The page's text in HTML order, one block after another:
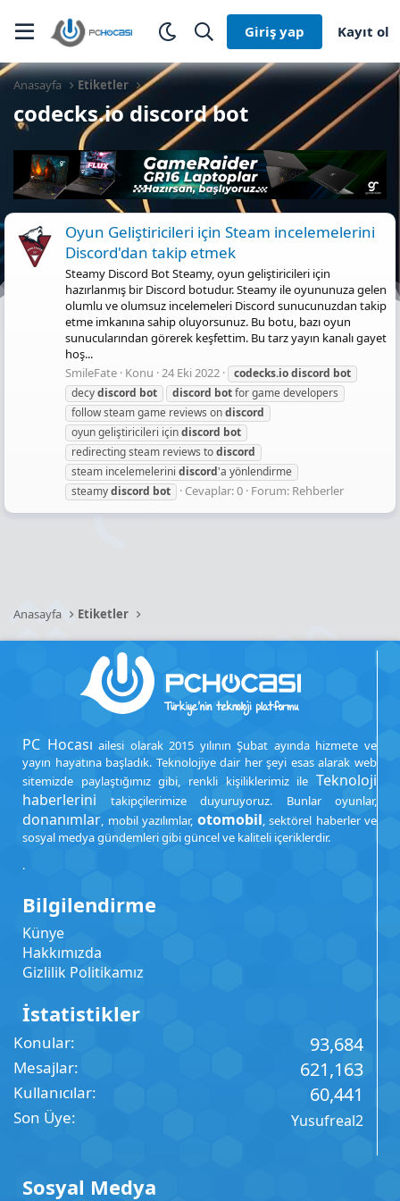
Giriş yap Kayıt ol
Anasayfa Etiketler
codecks.io discord bot
Oyun Geliştiricileri için Steam incelemelerini
Discord'dan takip etmek
Steamy Discord Bot Steamy, oyun geliştiricileri için
hazırlanmış bir Discord botudur. Steamy ile oyununuza gelen
olumlu ve olumsuz incelemeleri Discord sunucunuzdan takip
etme imkanına sahip oluyorsunuz. Bu botu, bazı oyun
sunucularından görerek keşfettim. Bu tarz yayın kanalı gayet
hoş...
SmileFate Konu 24 Eki 2022 codecks.iodiscord bot
decydiscord bot discord botfor game developers
follow steam game reviews ondiscord
oyun geliştiricileri içindiscord bot
redirecting steam reviews todiscord
steam incelemelerini discord'a yönlendirme
steamydiscord bot Cevaplar: 0 Forum: Rehberler
Anasayfa Etiketler
PC Hocası ailesi olarak 2015 yılının Şubat ayında hizmete ve
yayın hayatına başladık. Teknolojiye dair her şeyi esas alarak web
sitemizde paylaştığımız gibi, renkli kişiliklerimiz ile Teknoloji
haberlerini takipçilerimize duyuruyoruz. Bunlar oyunlar,
donanımlar, mobil yazılımlar, otomobil, sektörel haberler ve
sosyal medya gündemleri gibi güncel ve kaliteli içeriklerdir.
.
Bilgilendirme
Künye
Hakkımızda
Gizlilik Politikamız
İstatistikler
Konular 93,684
Mesajlar 621,163
Kullanıcılar 60,441
Son Üye Yusufreal2
Sosyal Medya